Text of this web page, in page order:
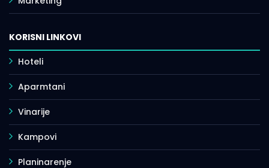
KORISNI LINKOVI
Hoteli
Aparmtani
Vinarije
Kampovi
Planinarenje